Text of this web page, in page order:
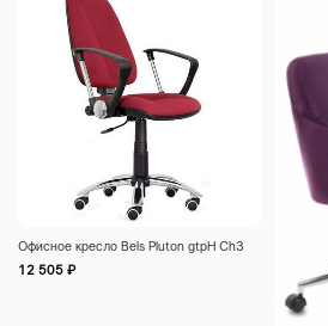
Офисное кресло Bels Pluton gtpH Ch3
12 505 ₽